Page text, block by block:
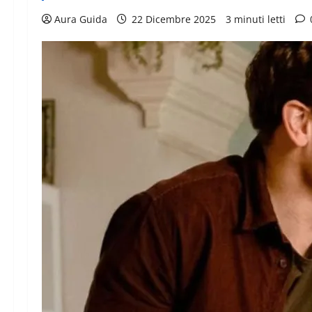
Aura Guida 22 Dicembre 2025 3 minuti letti